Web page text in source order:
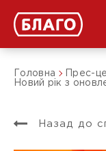
Головна Прес-
Новий рік з
Назад до